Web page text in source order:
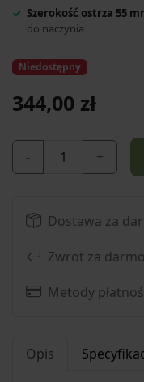
Szerokość ostrza 55
do naczynia
Niedostępny
344,00 zł
- +
Dostawa za
Zwrot za
Metody
Opis